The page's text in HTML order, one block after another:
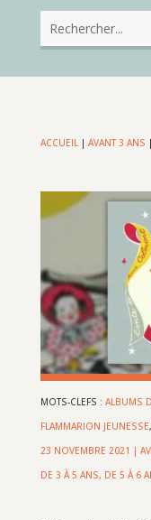
ACCUEIL| AVANT 3 ANS |
MOTS-CLEFS : ALBUMS
FLAMMARION JEUNESSE,
23 NOVEMBRE 2021 |
DE 3 À 5 ANS, DE 5 À 6